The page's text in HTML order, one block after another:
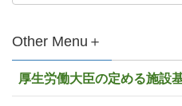
Other Menu＋
厚生労働大臣の定める施設